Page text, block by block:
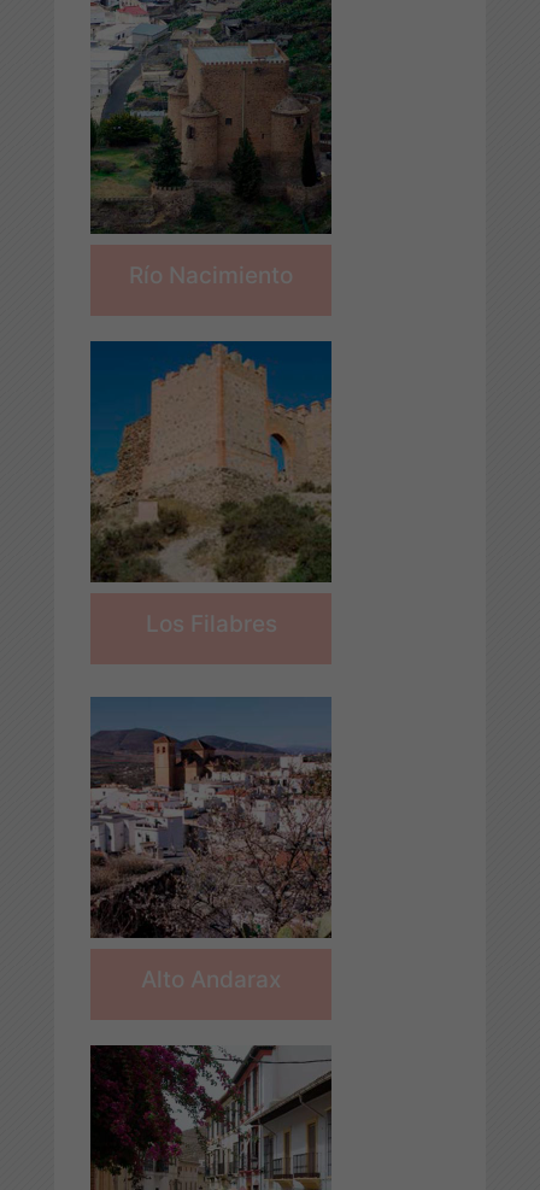
Río Nacimiento
Los Filabres
Alto Andarax